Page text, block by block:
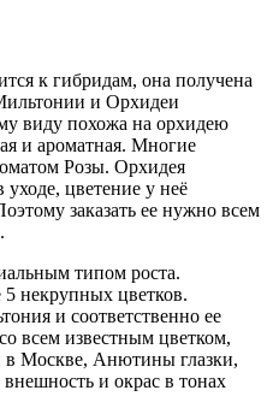
к гибридам, она получена
и Орхидеи
виду похожа на орхидею
и ароматная. Многие
Розы. Орхидея
цветение у неё
заказать ее нужно всем
типом роста.
5 некрупных цветков.
и соответственно ее
всем известным цветком,
в Москве, Анютины глазки,
и окрас в тонах